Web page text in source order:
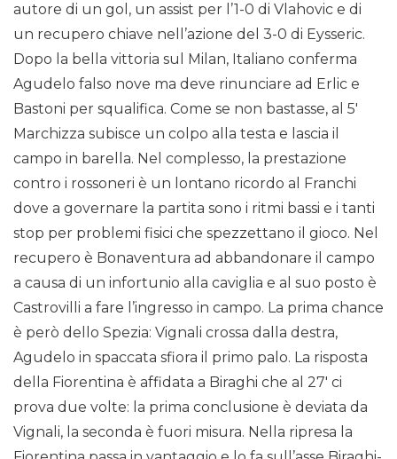
autore di un gol, un assist per l’1-0 di Vlahovic e di
un recupero chiave nell’azione del 3-0 di Eysseric.
Dopo la bella vittoria sul Milan, Italiano conferma
Agudelo falso nove ma deve rinunciare ad Erlic e
Bastoni per squalifica. Come se non bastasse, al 5′
Marchizza subisce un colpo alla testa e lascia il
campo in barella. Nel complesso, la prestazione
contro i rossoneri è un lontano ricordo al Franchi
dove a governare la partita sono i ritmi bassi e i tanti
stop per problemi fisici che spezzettano il gioco. Nel
recupero è Bonaventura ad abbandonare il campo
a causa di un infortunio alla caviglia e al suo posto è
Castrovilli a fare l’ingresso in campo. La prima chance
è però dello Spezia: Vignali crossa dalla destra,
Agudelo in spaccata sfiora il primo palo. La risposta
della Fiorentina è affidata a Biraghi che al 27′ ci
prova due volte: la prima conclusione è deviata da
Vignali, la seconda è fuori misura. Nella ripresa la